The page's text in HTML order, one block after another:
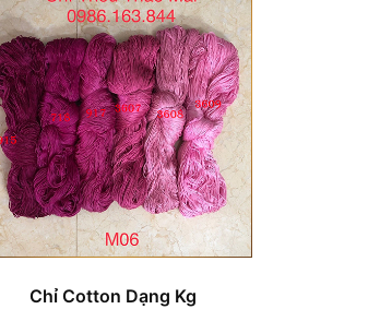
Chỉ Cotton Dạng Kg